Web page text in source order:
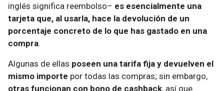
inglés significa reembolso– es esencialmente una
tarjeta que, al usarla, hace la devolución de un
porcentaje concreto de lo que has gastado en una
compra.
Algunas de ellas poseen una tarifa fija y devuelven el
mismo importe por todas las compras; sin embargo,
otras funcionan con bono de cashback, así que